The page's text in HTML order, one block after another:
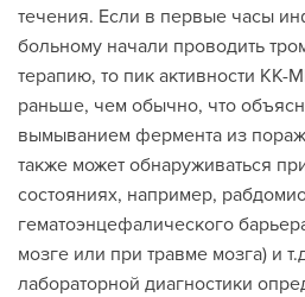
течения. Если в первые часы
больному начали проводить
терапию, то пик активности КК-
раньше, чем обычно, что
вымыванием фермента из
также может обнаруживаться
состояниях, например,
гематоэнцефалического
мозге или при травме мозга) и
лабораторной диагностики